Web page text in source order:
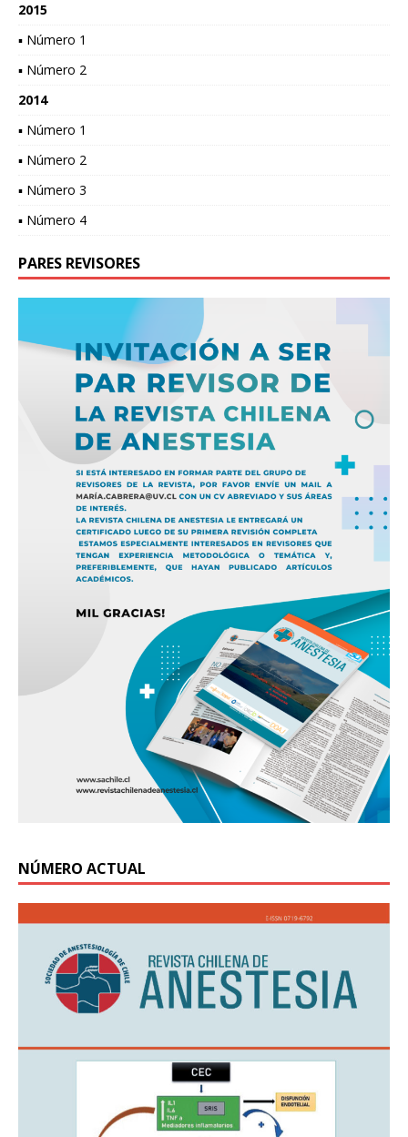
2015
▪ Número 1
▪ Número 2
2014
▪ Número 1
▪ Número 2
▪ Número 3
▪ Número 4
PARES REVISORES
NÚMERO ACTUAL